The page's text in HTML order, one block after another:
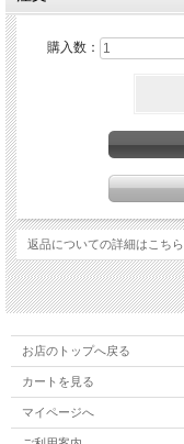
購入数：
返品についての詳細はこちら
お店のトップへ戻る
カートを見る
マイページへ